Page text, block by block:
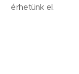
érhetünk el.